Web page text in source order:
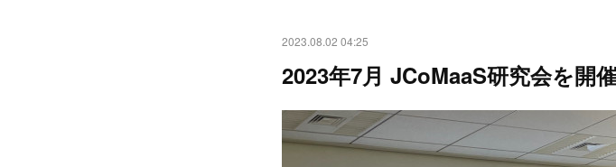
2023.08.02 04:25
2023年7月 JCoMaaS研究会を開